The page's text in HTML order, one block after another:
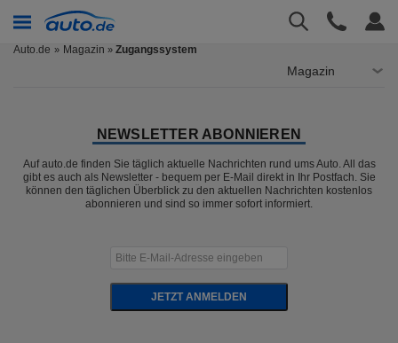
Auto.de Magazin » Zugangssystem
Magazin
NEWSLETTER ABONNIEREN
Auf auto.de finden Sie täglich aktuelle Nachrichten rund ums Auto. All das
gibt es auch als Newsletter - bequem per E-Mail direkt in Ihr Postfach. Sie
können den täglichen Überblick zu den aktuellen Nachrichten kostenlos
abonnieren und sind so immer sofort informiert.
JETZT ANMELDEN